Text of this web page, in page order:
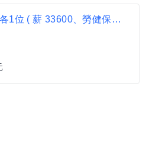
苓雅店 - 早、中、晚班各1位 ( 薪 33600、勞健保公司全額給付 )